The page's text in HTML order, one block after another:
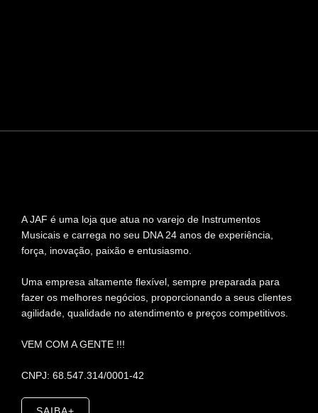
A JAF é uma loja que atua no varejo de Instrumentos
Musicais e carrega no seu DNA 24 anos de experiência,
força, inovação, paixão e entusiasmo.
Uma empresa altamente flexível, sempre preparada para
fazer os melhores negócios, proporcionando a seus clientes
agilidade, qualidade no atendimento e preços competitivos.
VEM COM A GENTE !!!
CNPJ: 68.547.314/0001-42